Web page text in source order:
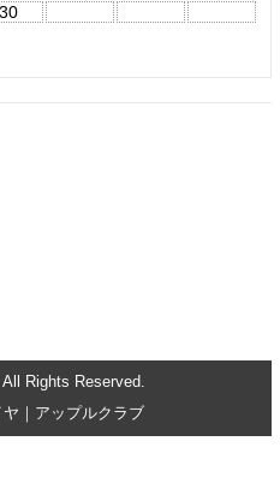
30
Rights Reserved.
｜アップルクラブ